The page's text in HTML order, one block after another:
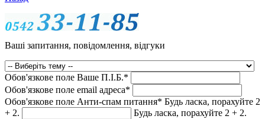
Ваші запитання, повідомлення, відгуки
Обов'язкове поле Ваше П.I.Б.*
Обов'язкове поле email адреса*
Обов'язкове поле Анти-спам питання* Будь ласка, порахуйте 2
+ 2.
Будь ласка, порахуйте 2 + 2.